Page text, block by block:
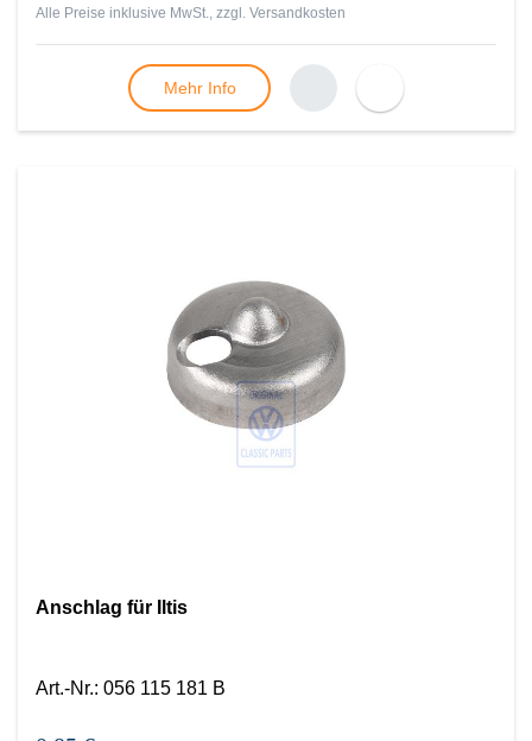
Alle Preise inklusive MwSt., zzgl. Versandkosten
Mehr Info
Anschlag für Iltis
Art.-Nr.: 056 115 181 B